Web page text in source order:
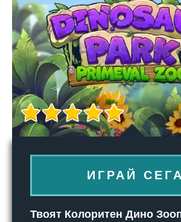
ИГРАЙ СЕГА
Твоят Колоритен Дино